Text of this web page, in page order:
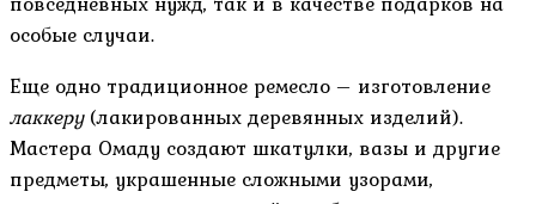
особые случаи.
Еще одно традиционное ремесло – изготовление
лаккеру(лакированных деревянных изделий).
Мастера Омаду создают шкатулки, вазы и другие
предметы, украшенные сложными узорами,